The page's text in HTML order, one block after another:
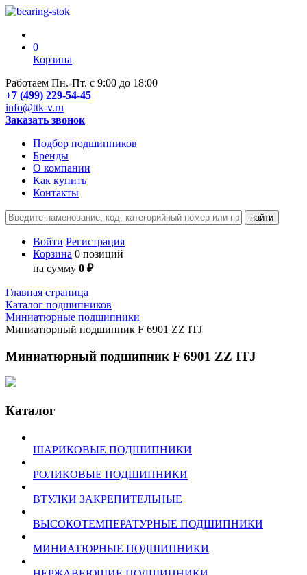
0
Корзина
Работаем Пн.-Пт. с 9:00 до 18:00
+7 (499) 229-54-45
info@ttk-v.ru
Заказать звонок
Подбор подшипников
Бренды
О компании
Как купить
Контакты
Войти Регистрация
Корзина 0 позиций
на сумму 0 ₽
Главная страница
Каталог подшипников
Миниатюрные подшипники
Миниатюрный подшипник F 6901 ZZ ITJ
Миниатюрный подшипник F 6901 ZZ ITJ
Каталог
ШАРИКОВЫЕ ПОДШИПНИКИ
РОЛИКОВЫЕ ПОДШИПНИКИ
ВТУЛКИ ЗАКРЕПИТЕЛЬНЫЕ
ВЫСОКОТЕМПЕРАТУРНЫЕ ПОДШИПНИКИ
МИНИАТЮРНЫЕ ПОДШИПНИКИ